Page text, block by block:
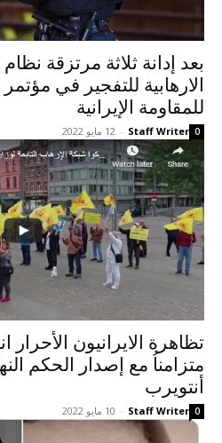
بعد إدانة ثلاثة مرتزقة
الارهابیة للتفجیر في
للمقاومة الإيرانية
Staff Writer
- 12 مايو 2022 0
تظاهرة الایرانیون
متزامناُ مع إصدار الحكم
أنتويرب
Staff Writer
- 10 مايو 2022 0